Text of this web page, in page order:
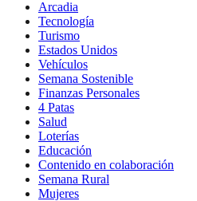
Arcadia
Tecnología
Turismo
Estados Unidos
Vehículos
Semana Sostenible
Finanzas Personales
4 Patas
Salud
Loterías
Educación
Contenido en colaboración
Semana Rural
Mujeres